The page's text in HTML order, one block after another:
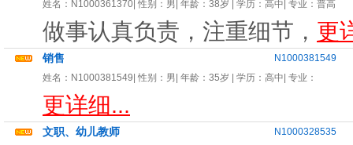
姓名： N1000361370 | 性别： 男 | 年龄： 38岁 | 学历：高中| 专业： 普高
做事认真负责，注重细节， 更
销售
N1000381549
姓名： N1000381549 | 性别： 男 | 年龄： 35岁 | 学历：高中| 专业：
更详细...
文职、幼儿教师
N1000328535